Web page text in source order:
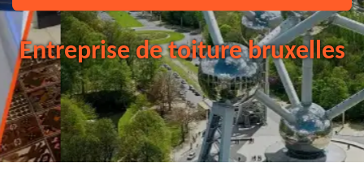
Entreprise de toiture bruxelles